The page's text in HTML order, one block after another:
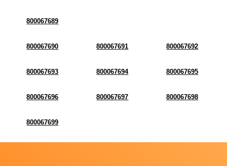
800067689
800067690 800067691 800067692
800067693 800067694 800067695
800067696 800067697 800067698
800067699